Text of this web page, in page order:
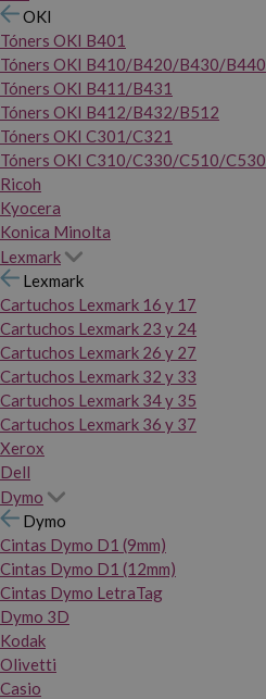
OKI
Tóners OKI B401
Tóners OKI B410/B420/B430/B440
Tóners OKI B411/B431
Tóners OKI B412/B432/B512
Tóners OKI C301/C321
Tóners OKI C310/C330/C510/C530
Ricoh
Kyocera
Konica Minolta
Lexmark
Lexmark
Cartuchos Lexmark 16 y 17
Cartuchos Lexmark 23 y 24
Cartuchos Lexmark 26 y 27
Cartuchos Lexmark 32 y 33
Cartuchos Lexmark 34 y 35
Cartuchos Lexmark 36 y 37
Xerox
Dell
Dymo
Dymo
Cintas Dymo D1 (9mm)
Cintas Dymo D1 (12mm)
Cintas Dymo LetraTag
Dymo 3D
Kodak
Olivetti
Casio